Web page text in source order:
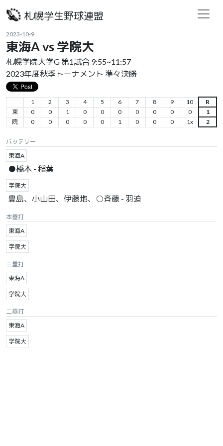
札幌学生野球連盟
2023-10-9
東海A vs 学院大
札幌学院大学G 第1試合 9:55~11:57
2023年度秋季トーナメント 準々決勝
1 2 3 4 5 6 7 8 9 10
R
東
0 0 1 0 0 0 0 0 0 0
1
院
0 0 0 0 0 1 0 0 0 1x 2
バッテリー
東海A
●橋本 - 稲葉
学院大
豊島、小山田、伊藤地、○斉藤 - 羽迫
本塁打
東海A
学院大
三塁打
東海A
学院大
二塁打
東海A
学院大